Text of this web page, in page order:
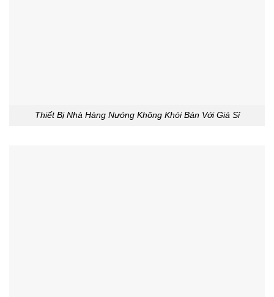
Thiết Bị Nhà Hàng Nướng Không Khói Bán Với Giá Sỉ